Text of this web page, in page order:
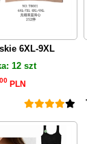
6XL-9XL
12 szt
00 PLN